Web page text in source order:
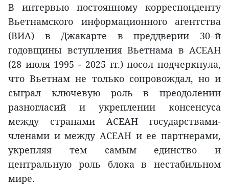
В интервью постоянному корреспонденту
Вьетнамского информационного агентства
(ВИA) в Джакарте в преддверии 30–й
годовщины вступления Вьетнама в АСЕАН
(28 июля 1995 - 2025 гг.) посол подчеркнула,
что Вьетнам не только сопровождал, но и
сыграл ключевую роль в преодолении
разногласий и укреплении консенсуса
между странами АСЕАН государствами-
членами и между АСЕАН и ее партнерами,
укрепляя тем самым единство и
центральную роль блока в нестабильном
мире.